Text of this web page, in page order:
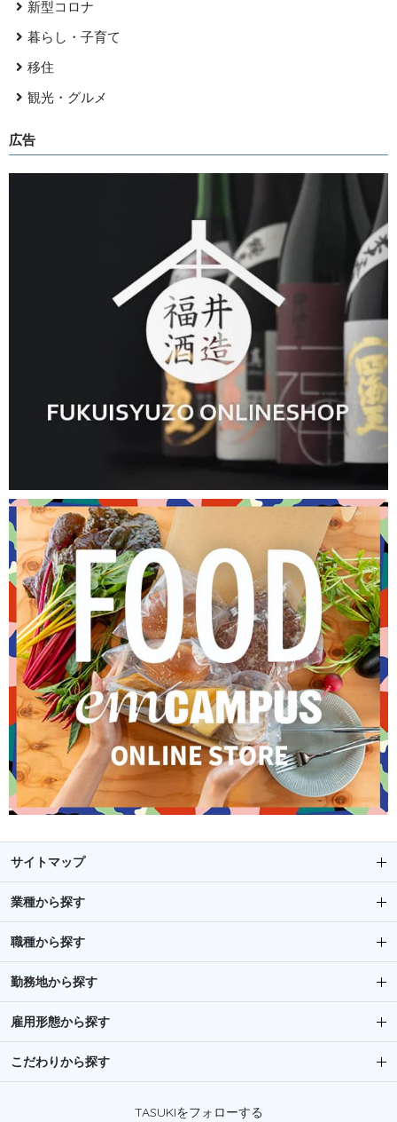
新型コロナ
暮らし・子育て
移住
観光・グルメ
広告
サイトマップ
業種から探す
職種から探す
勤務地から探す
雇用形態から探す
こだわりから探す
TASUKIをフォローする